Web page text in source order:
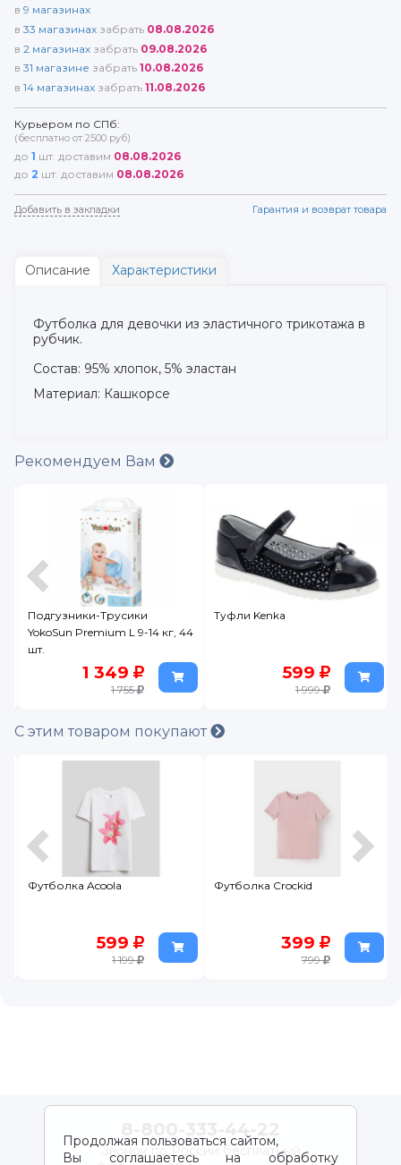
в 9 магазинах
в 33 магазинах забрать 08.08.2026
в 2 магазинах забрать 09.08.2026
в 31 магазине забрать 10.08.2026
в 14 магазинах забрать 11.08.2026
Курьером по СПб:
(бесплатно от 2500 руб)
до 1 шт. доставим 08.08.2026
до 2 шт. доставим 08.08.2026
Добавить в закладки Гарантия и возврат товара
Описание Характеристики
Футболка для девочки из эластичного трикотажа в
рубчик.
Состав: 95% хлопок, 5% эластан
Материал: Кашкорсе
Рекомендуем Вам
Подгузники-Трусики
YokoSun Premium L 9-14 кг, 44
шт.
1 349
1 755
Туфли Kenka
599
1 999
С этим товаром покупают
Футболка Acoola
599
1 199
Футболка Crockid
399
799
Продолжая пользоваться сайтом,
Вы соглашаетесь на обработку
Звонок по России бесплатный